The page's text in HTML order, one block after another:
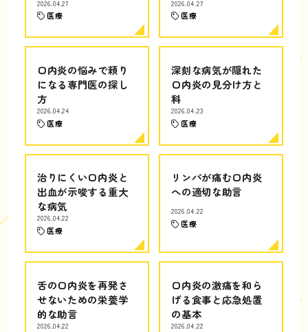
2026.04.27
医療
2026.04.27
医療
口内炎の悩みで頼り
になる専門医の探し
方
2026.04.24
医療
深刻な病気が隠れた
口内炎の見分け方と
科
2026.04.23
医療
治りにくい口内炎と
出血が示唆する重大
な病気
2026.04.22
医療
リンパが痛む口内炎
への適切な助言
2026.04.22
医療
舌の口内炎を再発さ
せないための栄養学
的な助言
2026.04.22
口内炎の激痛を和ら
げる食事と応急処置
の基本
2026.04.22